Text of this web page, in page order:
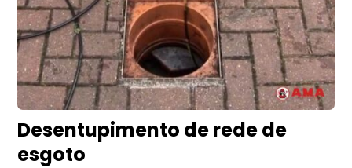
Desentupimento de rede de
esgoto